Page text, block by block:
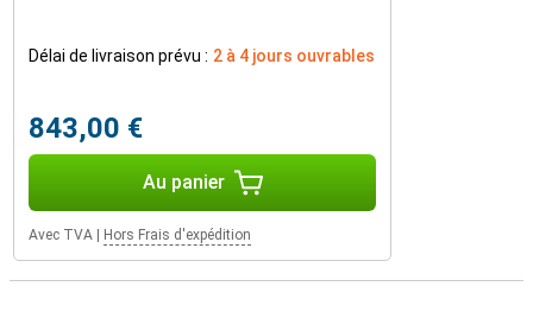
Délai de livraison prévu : 2 à 4 jours ouvrables
843,00 €
Au panier
Avec TVA Hors Frais d'expédition